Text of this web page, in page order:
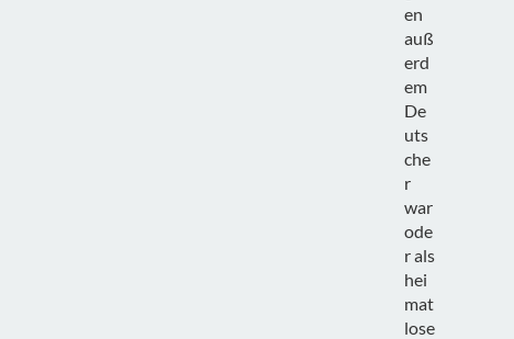
en
auß
erd
em
De
uts
che
r
war
ode
r als
hei
mat
lose